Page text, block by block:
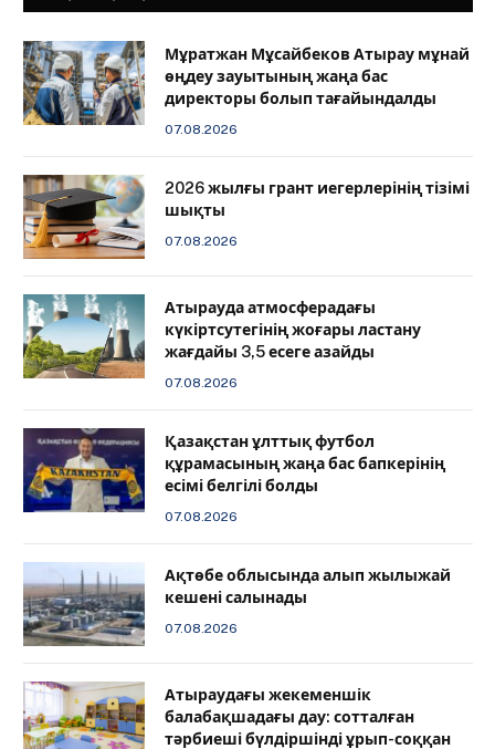
Мұратжан Мұсайбеков Атырау мұнай
өңдеу зауытының жаңа бас
директоры болып тағайындалды
07.08.2026
2026 жылғы грант иегерлерінің тізімі
шықты
07.08.2026
Атырауда атмосферадағы
күкіртсутегінің жоғары ластану
жағдайы 3,5 есеге азайды
07.08.2026
Қазақстан ұлттық футбол
құрамасының жаңа бас бапкерінің
есімі белгілі болды
07.08.2026
Ақтөбе облысында алып жылыжай
кешені салынады
07.08.2026
Атыраудағы жекеменшік
балабақшадағы дау: сотталған
тәрбиеші бүлдіршінді ұрып-соққан